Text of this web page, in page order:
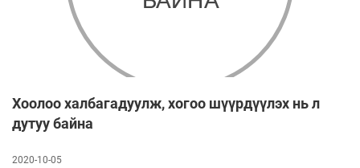
Хоолоо халбагадуулж, хогоо шүүрдүүлэх нь л
дутуу байна
2020-10-05